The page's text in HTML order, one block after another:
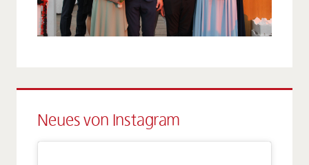
Neues von Instagram